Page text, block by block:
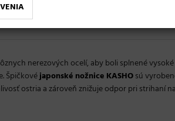
nerezových ocelí, aby boli splnené
Špičkovéjaponské nožnice KASHOsú
ostria a zároveň znižuje odpor pri strihaní